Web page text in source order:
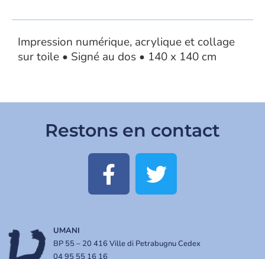
Impression numérique, acrylique et collage
sur toile • Signé au dos • 140 x 140 cm
Restons en contact
UMANI
BP 55 – 20 416 Ville di Petrabugnu Cedex
04 95 55 16 16